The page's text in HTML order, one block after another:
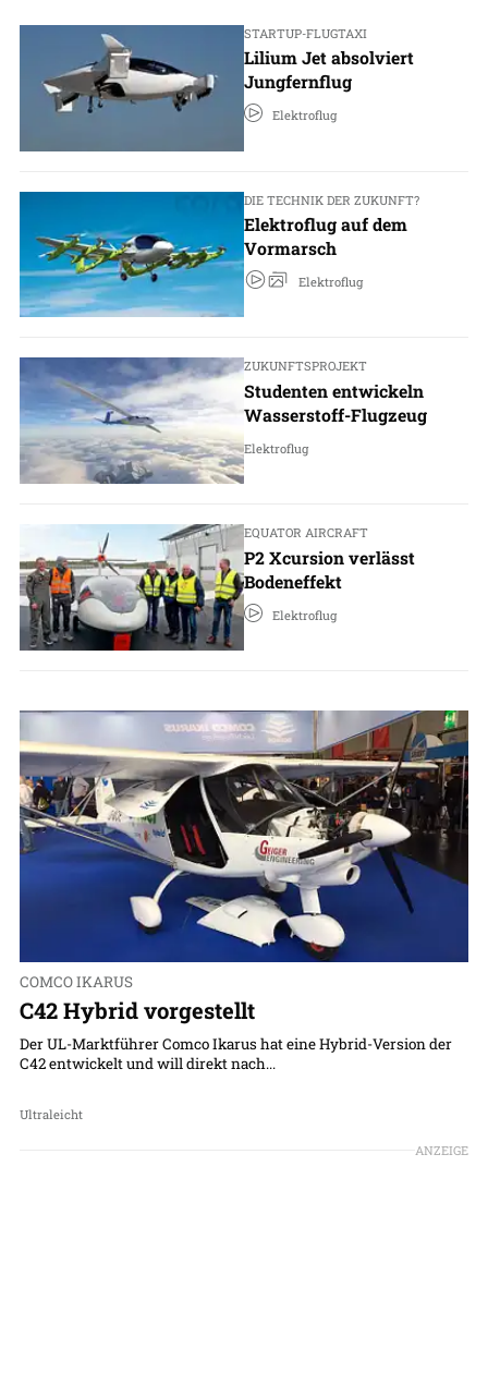
STARTUP-FLUGTAXI
Lilium Jet absolviert
Jungfernflug
Elektroflug
DIE TECHNIK DER ZUKUNFT?
Elektroflug auf dem
Vormarsch
Elektroflug
ZUKUNFTSPROJEKT
Studenten entwickeln
Wasserstoff-Flugzeug
Elektroflug
EQUATOR AIRCRAFT
P2 Xcursion verlässt
Bodeneffekt
Elektroflug
COMCO IKARUS
C42 Hybrid vorgestellt
Der UL-Marktführer Comco Ikarus hat eine Hybrid-Version der
C42 entwickelt und will direkt nach...
Ultraleicht
ANZEIGE